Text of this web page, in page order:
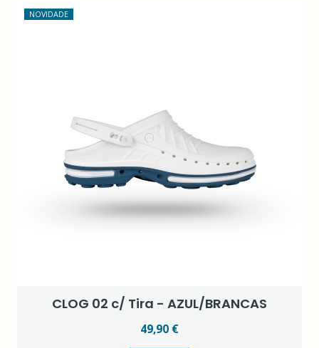
NOVIDADE
CLOG 02 c/ Tira - AZUL/BRANCAS
49,90 €